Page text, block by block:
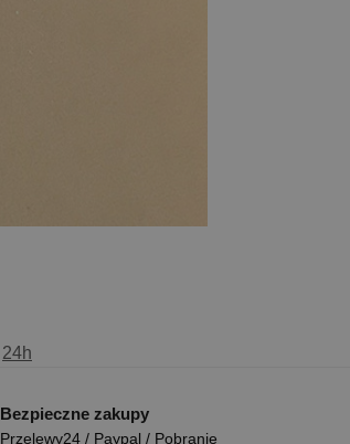
24h
Bezpieczne zakupy
Przelewy24 / Paypal / Pobranie